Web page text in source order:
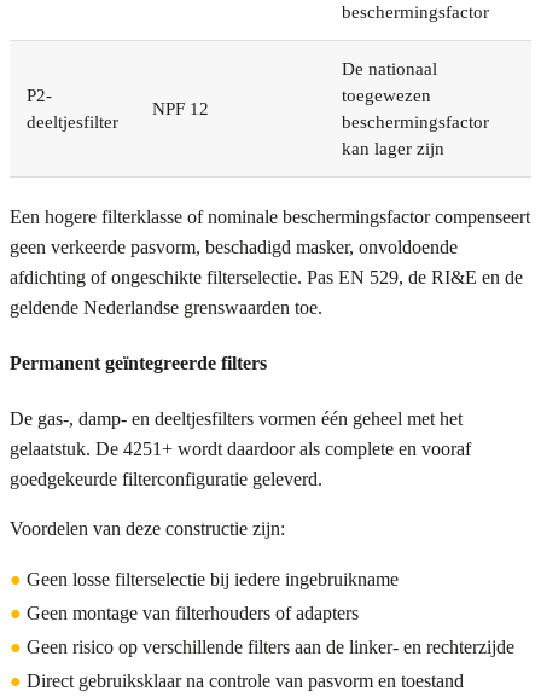
beschermingsfactor
P2-
deeltjesfilter
NPF 12
De nationaal
toegewezen
beschermingsfactor
kan lager zijn
Een hogere filterklasse of nominale beschermingsfactor compenseert
geen verkeerde pasvorm, beschadigd masker, onvoldoende
afdichting of ongeschikte filterselectie. Pas EN 529, de RI&E en de
geldende Nederlandse grenswaarden toe.
Permanent geïntegreerde filters
De gas-, damp- en deeltjesfilters vormen één geheel met het
gelaatstuk. De 4251+ wordt daardoor als complete en vooraf
goedgekeurde filterconfiguratie geleverd.
Voordelen van deze constructie zijn:
● Geen losse filterselectie bij iedere ingebruikname
● Geen montage van filterhouders of adapters
● Geen risico op verschillende filters aan de linker- en rechterzijde
● Direct gebruiksklaar na controle van pasvorm en toestand